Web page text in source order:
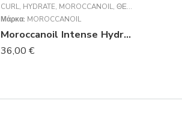
CURL, HYDRATE, MOROCCANOIL, ΘΕΡΑΠΕΊΕΣ
Μάρκα: MOROCCANOIL
Moroccanoil Intense Hydrating Mask 250ml
36,00 €